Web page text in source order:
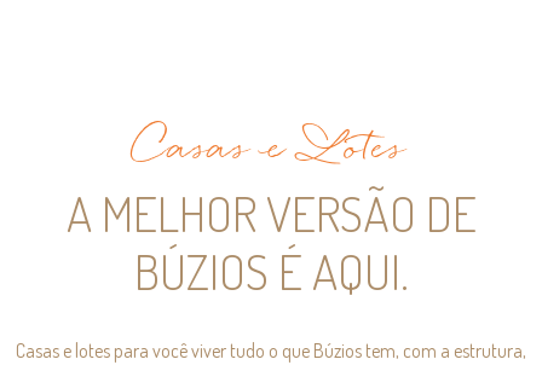
Casas e Lotes
A MELHOR VERSÃO DE
BÚZIOS É AQUI.
Casas e lotes para você viver tudo o que Búzios tem, com a estrutura,